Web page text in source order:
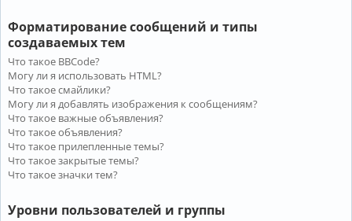
Форматирование сообщений и типы
создаваемых тем
Что такое BBCode?
Могу ли я использовать HTML?
Что такое смайлики?
Могу ли я добавлять изображения к сообщениям?
Что такое важные объявления?
Что такое объявления?
Что такое прилепленные темы?
Что такое закрытые темы?
Что такое значки тем?
Уровни пользователей и группы